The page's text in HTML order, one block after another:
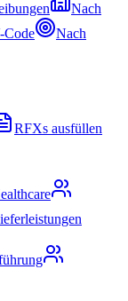
Nach
Code
Nach
RFXs ausfüllen